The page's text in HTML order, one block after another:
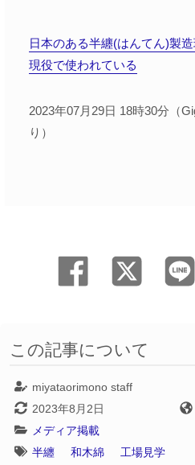
日本のある半纏(はんてん)製
現役で使われている
2023年07月29日 18時30分（
り）
この記事について
miyataorimono staff
2023年8月2日
メディア掲載
半纏
和木綿 工場見学